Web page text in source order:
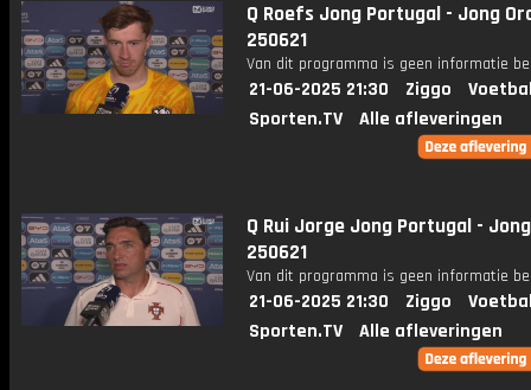
Q Roefs Jong Portugal - Jong
250621
Van dit programma is geen informatie
21-06-2025 21:30 Ziggo
Sporten.TV
Alle afleveringen
Q Rui Jorge Jong Portugal -
250621
Van dit programma is geen informatie
21-06-2025 21:30 Ziggo
Sporten.TV
Alle afleveringen